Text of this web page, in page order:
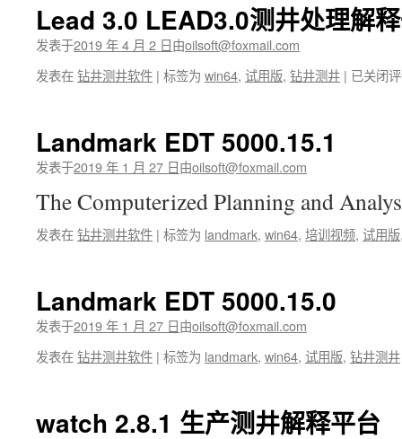
Lead 3.0 LEAD3.0测井处理解
发表于2019 年 4 月 2 日由oilsoft@foxmail.com
发表在钻井测井软件 | 标签为 win64, 试用版, 钻井测井 | Lead
解
一
已关闭
Landmark EDT 5000.15.1
发表于2019 年 1 月 27 日由oilsoft@foxmail.com
The Computerized Planning and
发表在钻井测井软件 | 标签为 landmark, win64, 培训视频, 试用版
Landmark EDT 5000.15.0
发表于2019 年 1 月 27 日由oilsoft@foxmail.com
发表在钻井测井软件 | 标签为 landmark, win64, 试用版, 钻井测井
watch 2.8.1 生产测井解释平台